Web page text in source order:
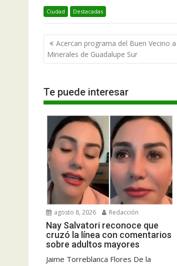
Ciudad Destacadas
Navegación
de
entradas
Acercan programa del Buen Vecino
Minerales de Guadalupe Sur
Te puede interesar
agosto 8, 2026 Redacción
Nay Salvatori reconoce que
cruzó la línea con comentarios
sobre adultos mayores
Jaime Torreblanca Flores De la